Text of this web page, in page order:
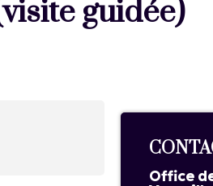
guidée)
Office